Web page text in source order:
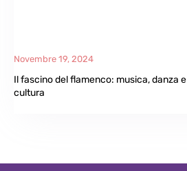
Novembre 19, 2024
Il fascino del flamenco: musica, danza e
cultura